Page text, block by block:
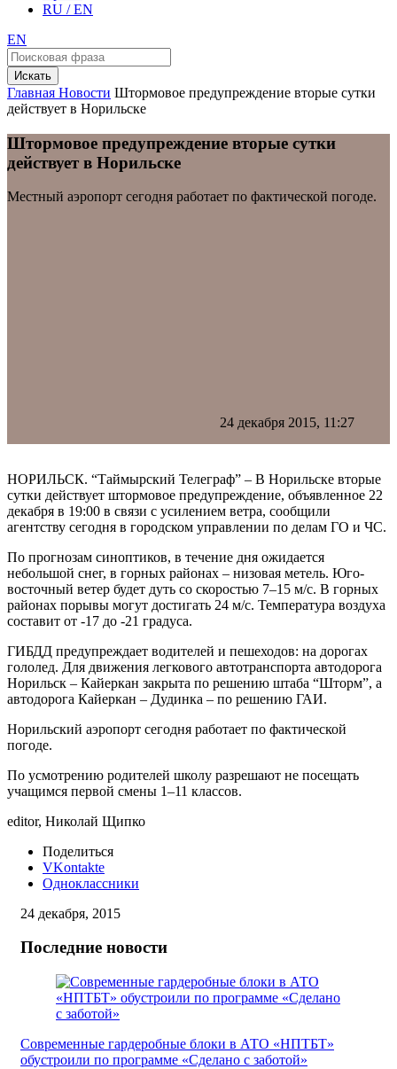
RU / EN
EN
Искать
Главная Новости Штормовое предупреждение вторые сутки
действует в Норильске
Штормовое предупреждение вторые сутки
действует в Норильске
24 декабря 2015, 11:27
Местный аэропорт сегодня работает по фактической погоде.
НОРИЛЬСК. “Таймырский Телеграф” – В Норильске вторые
сутки действует штормовое предупреждение, объявленное 22
декабря в 19:00 в связи с усилением ветра, сообщили
агентству сегодня в городском управлении по делам ГО и ЧС.
По прогнозам синоптиков, в течение дня ожидается
небольшой снег, в горных районах – низовая метель. Юго-
восточный ветер будет дуть со скоростью 7–15 м/с. В горных
районах порывы могут достигать 24 м/с. Температура воздуха
составит от -17 до -21 градуса.
ГИБДД предупреждает водителей и пешеходов: на дорогах
гололед. Для движения легкового автотранспорта автодорога
Норильск – Кайеркан закрыта по решению штаба “Шторм”, а
автодорога Кайеркан – Дудинка – по решению ГАИ.
Норильский аэропорт сегодня работает по фактической
погоде.
По усмотрению родителей школу разрешают не посещать
учащимся первой смены 1–11 классов.
editor, Николай Щипко
Поделиться
VKontakte
Одноклассники
24 декабря, 2015
Последние новости
Современные гардеробные блоки в АТО «НПТБТ»
обустроили по программе «Сделано с заботой»